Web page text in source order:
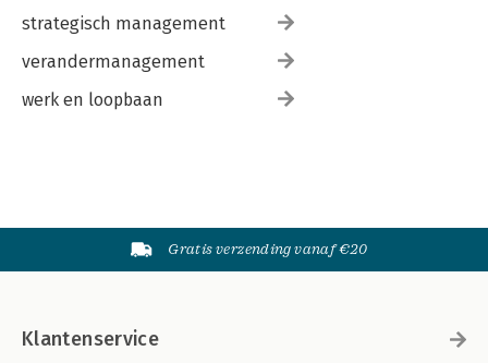
strategisch management
verandermanagement
werk en loopbaan
Gratis verzending vanaf €20
Klantenservice